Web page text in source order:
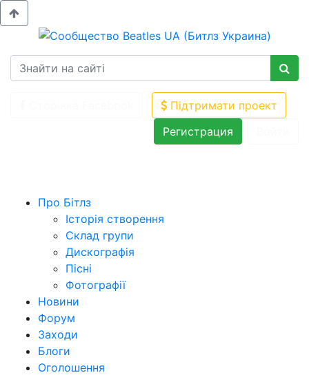
Підтримати проект
Регистрация
Про Бітлз
Історія створення
Склад групи
Дискографія
Пісні
Фотографії
Новини
Форум
Заходи
Блоги
Оголошення